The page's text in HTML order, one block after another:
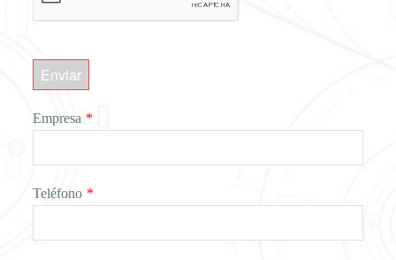
Enviar
Empresa *
Teléfono *